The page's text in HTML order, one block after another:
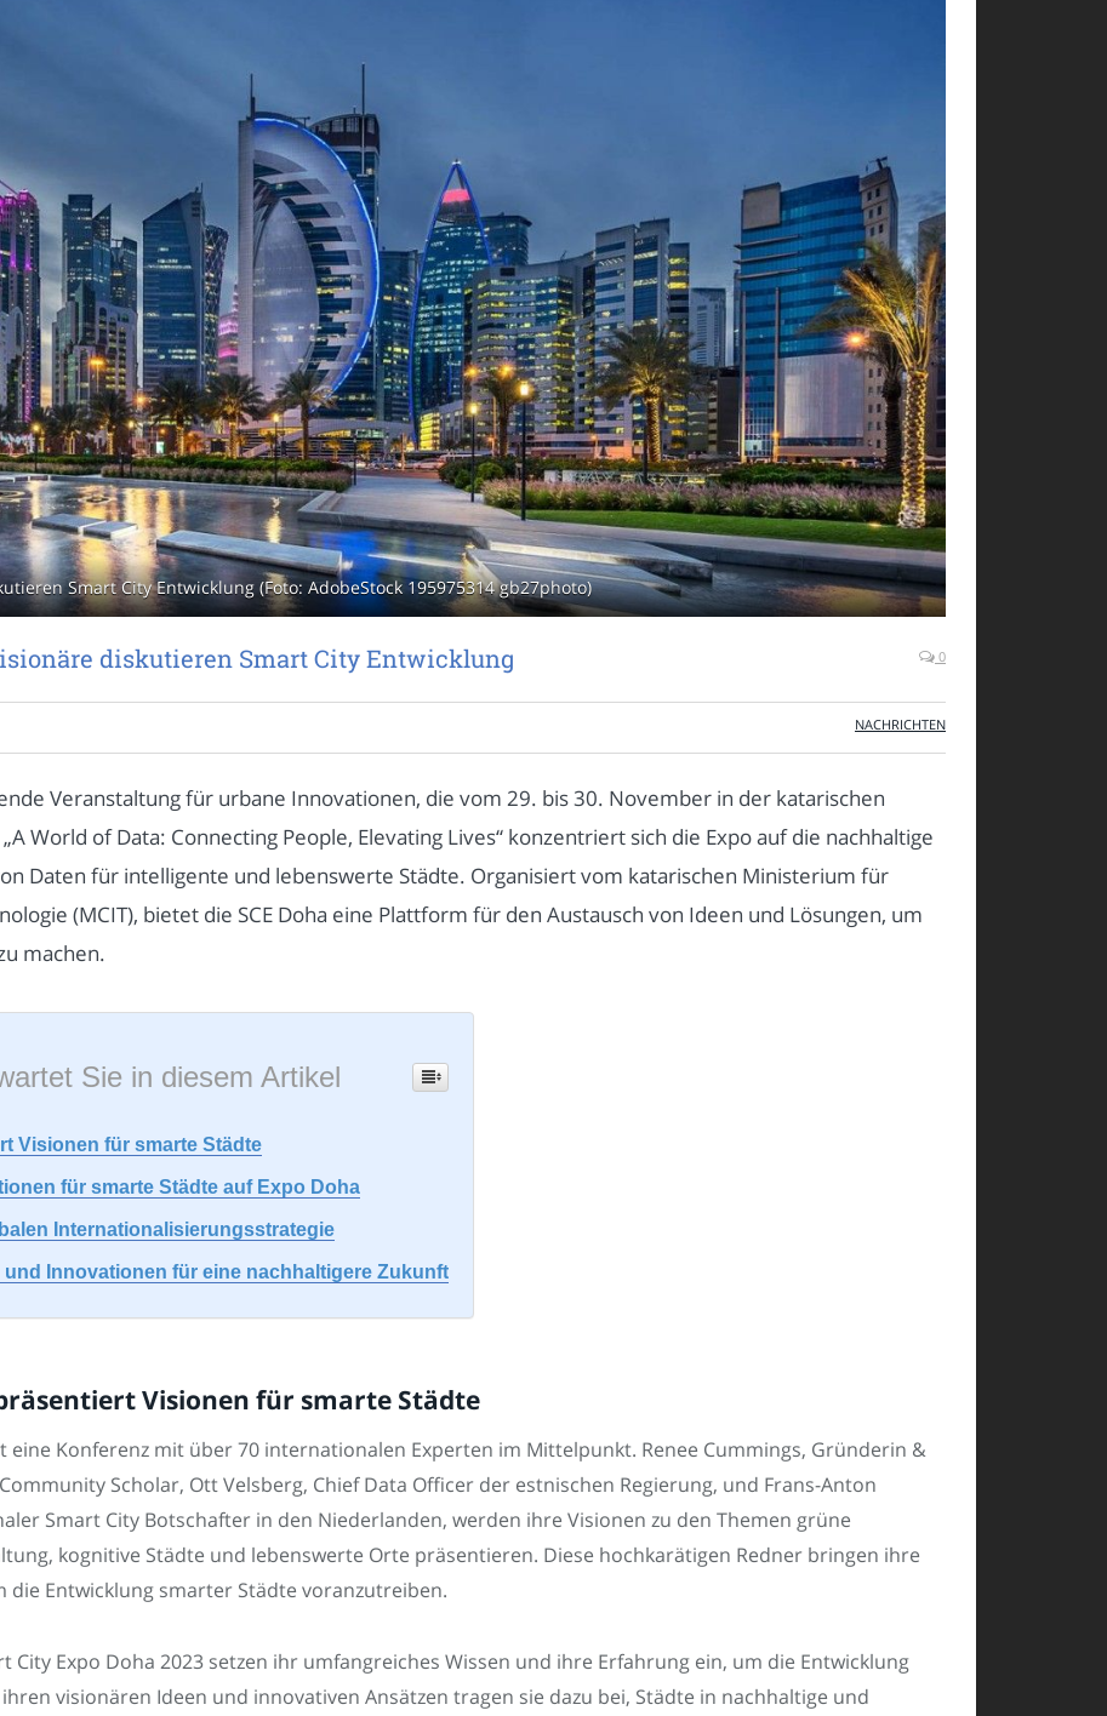
Smart City Entwicklung (Foto: AdobeStock 195975314 gb27photo)
diskutieren Smart City Entwicklung 0
NACHRICHTEN
Veranstaltung für urbane Innovationen, die vom 29. bis 30. November in der katarischen
World of Data: Connecting People, Elevating Lives“ konzentriert sich die Expo auf die nachhaltige
Daten für intelligente und lebenswerte Städte. Organisiert vom katarischen Ministerium für
(MCIT), bietet die SCE Doha eine Plattform für den Austausch von Ideen und Lösungen, um
machen.
Sie in diesem Artikel
Visionen für smarte Städte
für smarte Städte auf Expo Doha
Internationalisierungsstrategie
Innovationen für eine nachhaltigere Zukunft
Visionen für smarte Städte
eine Konferenz mit über 70 internationalen Experten im Mittelpunkt. Renee Cummings, Gründerin &
Scholar, Ott Velsberg, Chief Data Officer der estnischen Regierung, und Frans-Anton
Smart City Botschafter in den Niederlanden, werden ihre Visionen zu den Themen grüne
kognitive Städte und lebenswerte Orte präsentieren. Diese hochkarätigen Redner bringen ihre
die Entwicklung smarter Städte voranzutreiben.
Expo Doha 2023 setzen ihr umfangreiches Wissen und ihre Erfahrung ein, um die Entwicklung
visionären Ideen und innovativen Ansätzen tragen sie dazu bei, Städte in nachhaltige und